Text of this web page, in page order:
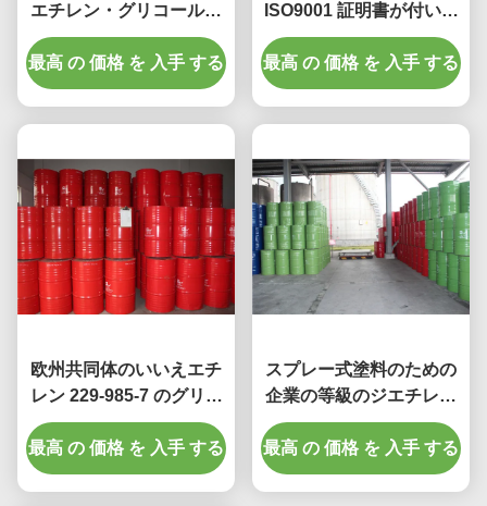
エチレン・グリコールの
Monopropylのエーテル
のEcoの溶媒インク
最高 の 価格 を 入手 する
ISO9001 証明書が付いて
いる支払能力があるエチ
レン・グリコールの モノ
のエーテル
最高 の 価格 を 入手 する
欧州共同体のいいえエチ
レン 229-985-7 のグリコ
ールの モノ のエーテル、
溶媒 2-Propoxyethanol
最高 の 価格 を 入手 する
スプレー式塗料のための
企業の等級のジエチレン
グリコールの モノ のエー
テル Cas 第 6881-94-3
最高 の 価格 を 入手 する